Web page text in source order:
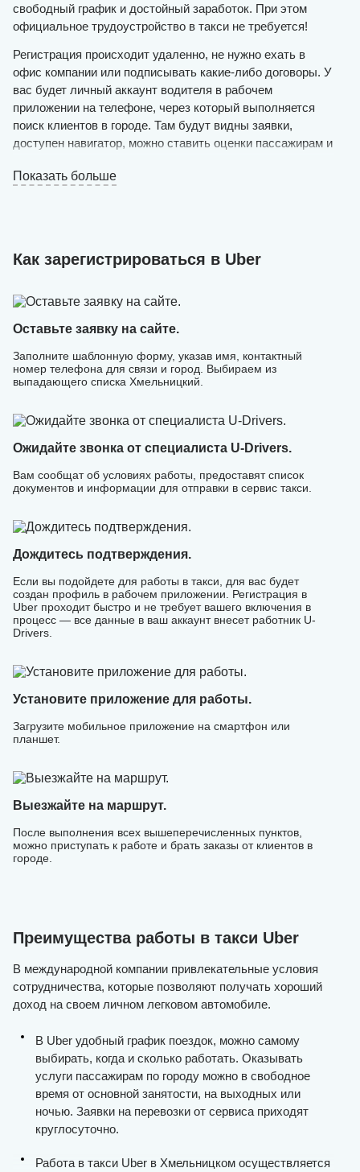
свободный график и достойный заработок. При этом
официальное трудоустройство в такси не требуется!
Регистрация происходит удаленно, не нужно ехать в
офис компании или подписывать какие-либо договоры. У
вас будет личный аккаунт водителя в рабочем
приложении на телефоне, через который выполняется
поиск клиентов в городе. Там будут видны заявки,
доступен навигатор, можно ставить оценки пассажирам и
ситуациях.
компенсировать затраты на бензин.
службами такси (Uber, Bolt) в Украине на выгодных для
вас условиях.
Показать больше
Как зарегистрироваться в Uber
Оставьте заявку на сайте.
Заполните шаблонную форму, указав имя, контактный
номер телефона для связи и город. Выбираем из
выпадающего списка Хмельницкий.
Ожидайте звонка от специалиста U-Drivers.
Вам сообщат об условиях работы, предоставят список
документов и информации для отправки в сервис такси.
Дождитесь подтверждения.
Если вы подойдете для работы в такси, для вас будет
создан профиль в рабочем приложении. Регистрация в
Uber проходит быстро и не требует вашего включения в
процесс — все данные в ваш аккаунт внесет работник U-
Drivers.
Установите приложение для работы.
Загрузите мобильное приложение на смартфон или
планшет.
Выезжайте на маршрут.
После выполнения всех вышеперечисленных пунктов,
можно приступать к работе и брать заказы от клиентов в
городе.
Преимущества работы в такси Uber
В международной компании привлекательные условия
сотрудничества, которые позволяют получать хороший
доход на своем личном легковом автомобиле.
В Uber удобный график поездок, можно самому
выбирать, когда и сколько работать. Оказывать
услуги пассажирам по городу можно в свободное
время от основной занятости, на выходных или
ночью. Заявки на перевозки от сервиса приходят
круглосуточно.
Работа в такси Uber в Хмельницком осуществляется